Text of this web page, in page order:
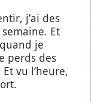
j’ai des
Et
je
perds des
vu l’heure,